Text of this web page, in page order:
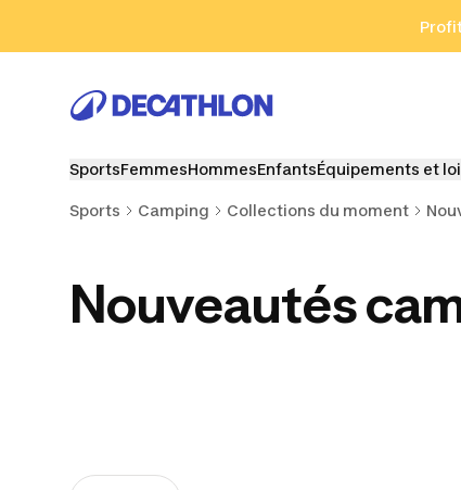
Aller au pied
SportsFemmesHommesEnfantsÉquipements et
Sports Camping Collections du moment
Nouveautés